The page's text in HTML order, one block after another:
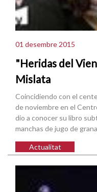
01 desembre 2015
"Heridas del
Mislata
Coincidiendo con el
de noviembre en el
dio a conocer su libro
manchas de jugo de
Actualitat